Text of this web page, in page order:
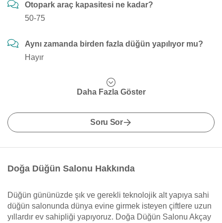
Otopark araç kapasitesi ne kadar?
50-75
Aynı zamanda birden fazla düğün yapılıyor mu?
Hayır
Daha Fazla Göster
Soru Sor
Doğa Düğün Salonu Hakkında
Düğün gününüzde şık ve gerekli teknolojik alt yapıya sahi
düğün salonunda dünya evine girmek isteyen çiftlere uzun
yıllardır ev sahipliği yapıyoruz. Doğa Düğün Salonu Akçay